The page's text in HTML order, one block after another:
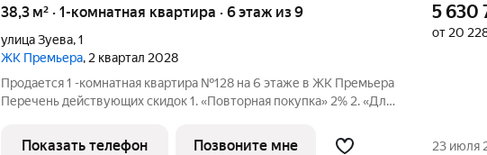
38,3 м² · 1-комнатная квартира · 6 этаж из 9
улица Зуева,1
ЖК Премьера, 2 квартал 2028
Продается 1 -комнатная квартира №128 на 6 этаже в ЖК Премьера
Перечень действующих скидок 1. «Повторная покупка» 2% 2. «Для
большая скидка» от 1% до 3% По каждому виду скидок требуются
5 630
от 20
Показать телефон Позвоните мне 23 июля